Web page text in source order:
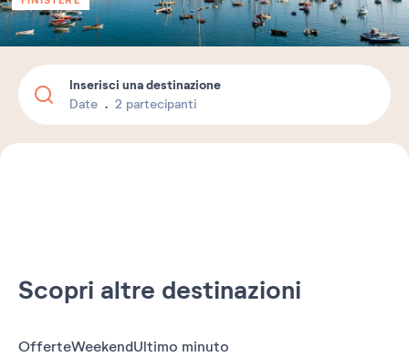
Inserisci una destinazione
Date 2 partecipanti
Scopri altre destinazioni
OfferteWeekendUltimo minuto